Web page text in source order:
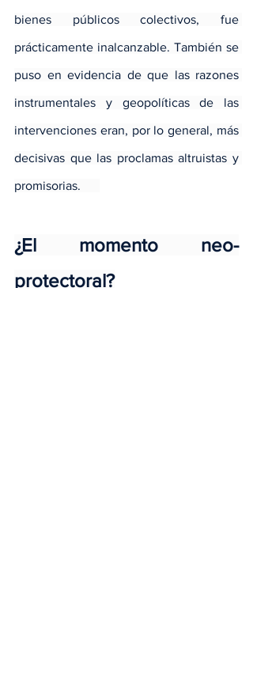
bienes públicos colectivos, fue
prácticamente inalcanzable. También se
puso en evidencia de que las razones
instrumentales y geopolíticas de las
intervenciones eran, por lo general, más
decisivas que las proclamas altruistas y
promisorias.
¿El momento neo-
protectoral?